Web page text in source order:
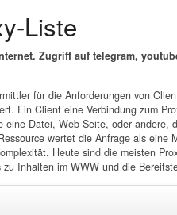
Liste
Zugriff auf telegram,
für die Anforderungen von
Ein Client eine Verbindung zum
Datei, Web-Seite, oder andere,
wertet die Anfrage als eine
Heute sind die meisten
Inhalten im WWW und die